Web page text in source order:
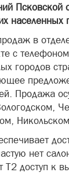
Псковской
населенных
в
с
городов
Продажа
нет
Т2 доступ к